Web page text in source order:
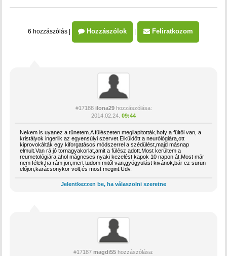
6 hozzászólás Hozzászólok Feliratkozom
#17188 ilona29hozzászólása:
2014.02.24. 09:44
Nekem is uyanez a tünetem.A fülészeten megllapitották,hofy a fültől van, a
kristályok ingerlik az egyensúlyi szervet.Elküldött a neurólógiára,ott
kiprovokálták egy kiforgatásos módszerrel a szédülést,majd másnap
elmult.Van rá jó tornagyakorlat,amit a fülész adott.Most kerültem a
reumetológiára,ahol mágneses nyaki kezelést kapok 10 napon át.Most már
nem félek,ha rám jön,mert tudom mitől van,gyógyulást kivánok,bár ez sürün
előjön,karácsonykor volt,és most megint.Üdv.
Jelentkezzen be, ha válaszolni szeretne
#17187 magdi55 hozzászólása: